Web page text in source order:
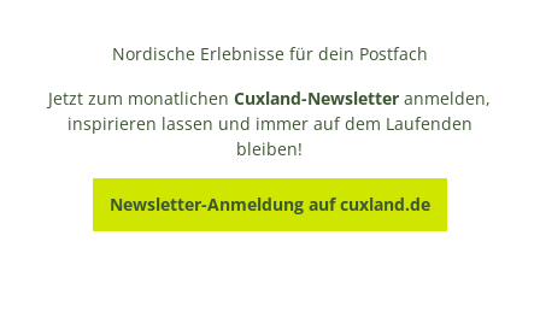
Nordische Erlebnisse für dein Postfach
Jetzt zum monatlichenCuxland-Newsletter anmelden,
inspirieren lassen und immer auf dem Laufenden
bleiben!
Newsletter-Anmeldung auf cuxland.de